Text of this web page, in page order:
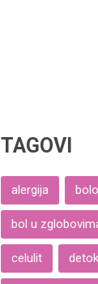
TAGOVI
alergija
bol u
celulit